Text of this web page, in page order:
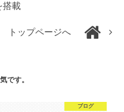
搭載
トップページへ
です。
ブログ